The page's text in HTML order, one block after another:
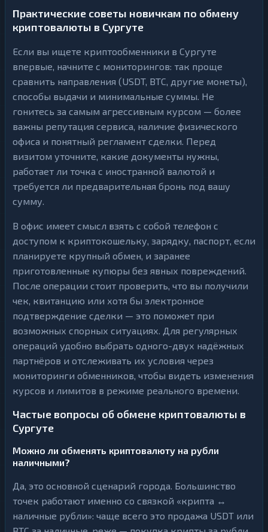
Практические советы новичкам по обмену
криптовалюты в Сургуте
Если вы ищете криптообменники в Сургуте
впервые, начните с мониторингов: так проще
сравнить направления (USDT, BTC, другие монеты),
способы выдачи и минимальные суммы. Не
гонитесь за самым агрессивным курсом — более
важны репутация сервиса, наличие физического
офиса и понятный регламент сделки. Перед
визитом уточните, какие документы нужны,
работает ли точка с иностранной валютой и
требуется ли предварительная бронь под вашу
сумму.
В офис имеет смысл взять с собой телефон с
доступом к криптокошельку, зарядку, паспорт, если
планируете крупный обмен, и заранее
приготовленные купюры без явных повреждений.
После операции стоит проверить, что вы получили
чек, квитанцию или хотя бы электронное
подтверждение сделки — это поможет при
возможных спорных ситуациях. Для регулярных
операций удобно выбрать одного-двух надёжных
партнёров и отслеживать их условия через
мониторинги обменников, чтобы видеть изменения
курсов и лимитов в режиме реального времени.
Частые вопросы об обмене криптовалюты в
Сургуте
Можно ли обменять криптовалюту на рубли
наличными?
Да, это основной сценарий города. Большинство
точек работают именно со связкой «крипта ↔
наличные рубли»: чаще всего это продажа USDT или